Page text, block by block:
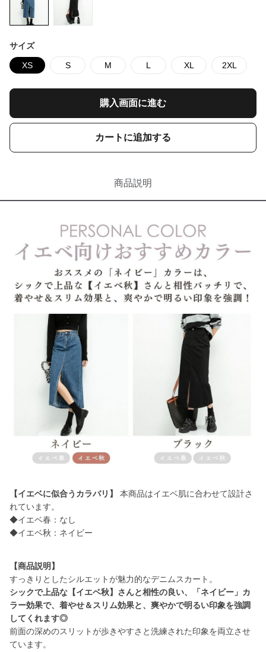
サイズ
XS S M L XL 2XL
購入画面に進む
カートに追加する
商品説明
【イエベに似合うカラバリ】
本商品はイエベ肌に合わせて設計さ
れています。
◆イエベ春：なし
◆イエベ秋：ネイビー
【商品説明】
シックで上品な【イエベ秋】さんと相性の良い、「ネイビー」カ
ラー効果で、着やせ＆スリム効果と、爽やかで明るい印象を強調
してくれます◎
前面の深めのスリットが歩きやすさと洗練された印象を両立させ
ています。